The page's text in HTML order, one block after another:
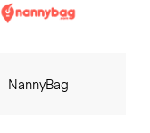
NannyBag